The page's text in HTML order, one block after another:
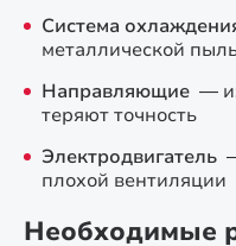
Система
металлической
Направляющие —
теряют точность
Электродвигатель
плохой вентиляции
Необходимые